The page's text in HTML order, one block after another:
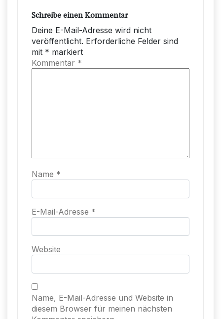
Schreibe einen Kommentar
Deine E-Mail-Adresse wird nicht
veröffentlicht. Erforderliche Felder sind
mit * markiert
Kommentar *
Name *
E-Mail-Adresse *
Website
Name, E-Mail-Adresse und Website in
diesem Browser für meinen nächsten